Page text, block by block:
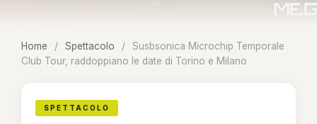
Home / Spettacolo /
Susbsonica Microchip Temporale
Club Tour, raddoppiano le date di Torino e Milano
SPETTACOLO